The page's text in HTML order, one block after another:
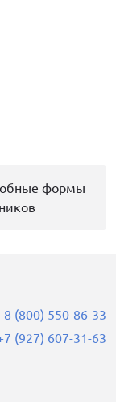
формы
8 (800) 550-86-33
(927) 607-31-63